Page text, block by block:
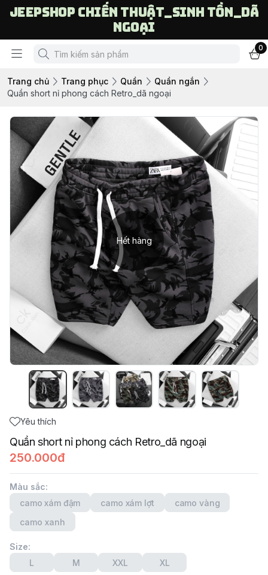
Jeepshop chiến thuật_sinh tồn_dã
ngoại
0
Trang chủ Trang phục Quần
Quần ngắn
Quần short nỉ phong cách Retro_dã ngoại
Hết hàng
Yêu thích
Quần short nỉ phong cách Retro_dã ngoại
250.000đ
Màu sắc:
camo xám đậm
camo xám lợt
camo vàng
camo xanh
Size:
L
M XXL XL